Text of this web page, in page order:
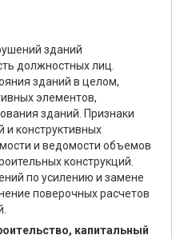
зданий
должностных лиц.
зданий в целом,
элементов,
зданий. Признаки
и конструктивных
и ведомости объемов
конструкций.
по усилению и замене
поверочных расчетов
капитальный